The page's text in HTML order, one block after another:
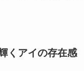
くアイの存在感